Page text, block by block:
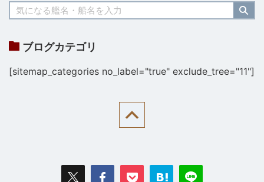
ブログカテゴリ
[sitemap_categories no_label="true" exclude_tree="11"]